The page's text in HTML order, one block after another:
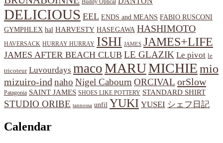
Buddy Optical
DELICIOUS EEL ENDS and MEANS FABIO RUSCONI
GYMPHLEX hal HARVESTY HASEGAWA HASHIMOTO
HAVERSACK HURRAY HURRAY ISHI JAMES JAMES+LIFE
JAMES AFTER BEACH CLUB LE GLAZIK Le pivot le
tricoteur Luvourdays macoMARUMICHIEmio
mizuiro-indnaho Nigel Cabourn ORCIVAL orSlow
Patagonia SAINT JAMES SHOES LIKE POTTERY STANDARD SHIRT
STUDIO ORIBE tannossa unfil YUKI YUSEI シェフ日記
Calendar